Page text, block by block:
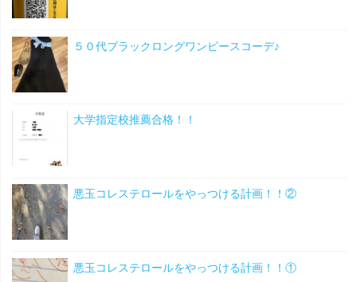
５０代ブラックロングワンピースコーデ♪
大学指定校推薦合格！！
悪玉コレステロールをやっつける計画！！②
悪玉コレステロールをやっつける計画！！①